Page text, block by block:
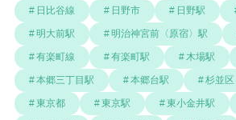
日比谷線 日野市 日野駅
明大前駅 明治神宮前〈原宿〉駅
有楽町線 有楽町駅 木場駅
本郷三丁目駅 本郷台駅 杉並区
東京都 東京駅 東小金井駅